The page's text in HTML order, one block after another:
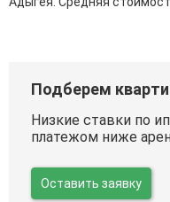
Подберем
Низкие ставки по
платежом ниже
Оставить заявку